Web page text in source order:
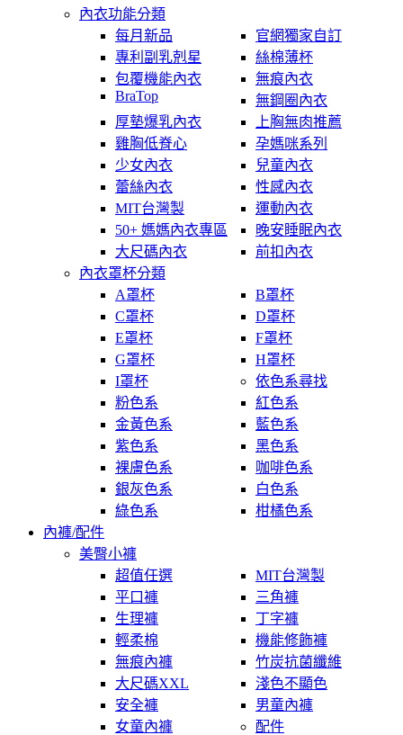
內衣功能分類
每月新品
官網獨家自訂
專利副乳剋星
絲棉薄杯
包覆機能內衣
無痕內衣
BraTop
無鋼圈內衣
厚墊爆乳內衣
上胸無肉推薦
雞胸低脊心
孕媽咪系列
少女內衣
兒童內衣
蕾絲內衣
性感內衣
MIT台灣製
運動內衣
50+ 媽媽內衣專區
晚安睡眠內衣
大尺碼內衣
前扣內衣
內衣罩杯分類
A罩杯
B罩杯
C罩杯
D罩杯
E罩杯
F罩杯
G罩杯
H罩杯
I罩杯
依色系尋找
粉色系
紅色系
金黃色系
藍色系
紫色系
黑色系
裸膚色系
咖啡色系
銀灰色系
白色系
綠色系
柑橘色系
內褲/配件
美臀小褲
超值任選
MIT台灣製
平口褲
三角褲
生理褲
丁字褲
輕柔棉
機能修飾褲
無痕內褲
竹炭抗菌纖維
大尺碼XXL
淺色不顯色
安全褲
男童內褲
女童內褲
配件